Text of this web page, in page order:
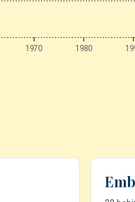
1970 1980